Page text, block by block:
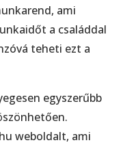
ami
a családdal
teheti ezt a
egyszerűbb
weboldalt, ami